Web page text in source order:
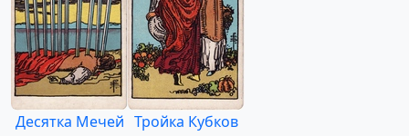
Десятка Мечей Тройка Кубков